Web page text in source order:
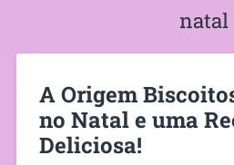
natal
A Origem
no Natal e uma
Deliciosa!